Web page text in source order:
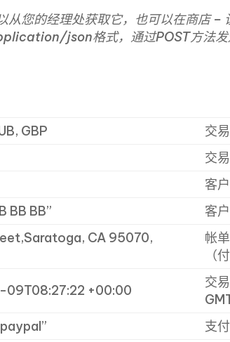
您的经理处获取它，也可以在商店 –
json格式，通过POST方法发
GBP
交
交
客
BB BB” 客
CA 95070,
帐
（
09T08:27:22 +00:00
交
支